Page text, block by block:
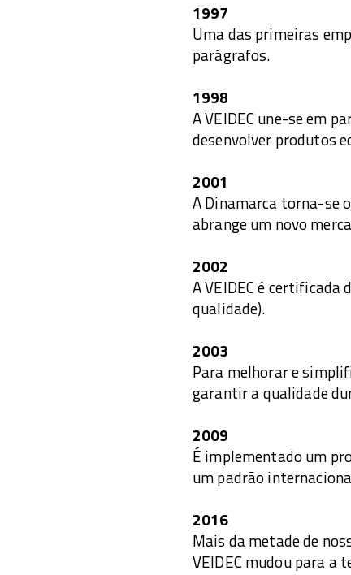
1997
Uma das primeiras
parágrafos.
1998
A VEIDEC une-se em
desenvolver produtos
2001
A Dinamarca torna-se
abrange um novo
2002
A VEIDEC é
qualidade).
2003
Para melhorar e
garantir a qualidade
2009
É implementado um
um padrão
2016
Mais da metade de
VEIDEC mudou para a